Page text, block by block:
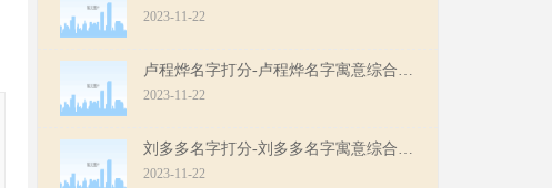
2023-11-22
2023-11-22
2023-11-22